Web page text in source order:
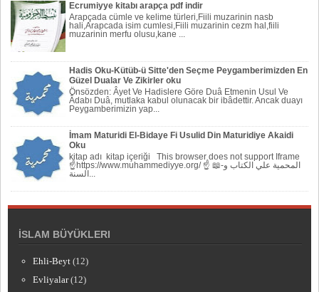
Ecrumiyye kitabı arapça pdf indir
Arapçada cümle ve kelime türleri,Fiili muzarinin nasb
hali,Arapcada isim cumlesi,Fiili muzarinin cezm hal,fiili
muzarinin merfu olusu,kane ...
Hadis Oku-Kütüb-ü Sitte'den Seçme Peygamberimizden En
Güzel Dualar Ve Zikirler oku
Önsözden: Âyet Ve Hadislere Göre Duâ Etmenin Usul Ve
Âdabı Duâ, mutlaka kabul olunacak bir ibâdettir. Ancak duayı
Peygamberi­mizin yap...
İmam Maturidi El-Bidaye Fi Usulid Din Maturidiye Akaidi
Oku
kitap adı kitap içeriği This browser does not support Iframe
☝https://www.muhammediyye.org/ ☝ 📖-المحمية علي الكتاب و
İSLAM BÜYÜKLERI
Ehli-Beyt (12)
Evliyalar (12)